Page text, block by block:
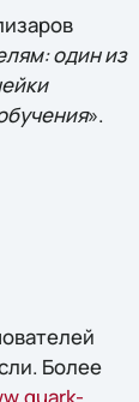
один из
».
Более